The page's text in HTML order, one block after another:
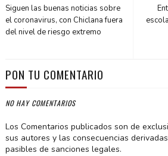
Siguen las buenas noticias sobre
el coronavirus, con Chiclana fuera
del nivel de riesgo extremo
PON TU COMENTARIO
NO HAY COMENTARIOS
Los Comentarios publicados son de
sus autores y las consecuencias
pasibles de sanciones legales.